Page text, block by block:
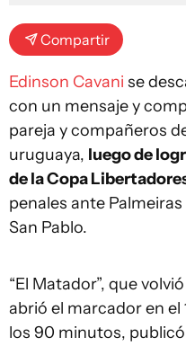
Compartir
Edinson Cavani se
con un mensaje y
pareja y compañeros
uruguaya, luego de
de la Copa
penales ante
San Pablo.
“El Matador”, que
abrió el marcador en el
los 90 minutos,